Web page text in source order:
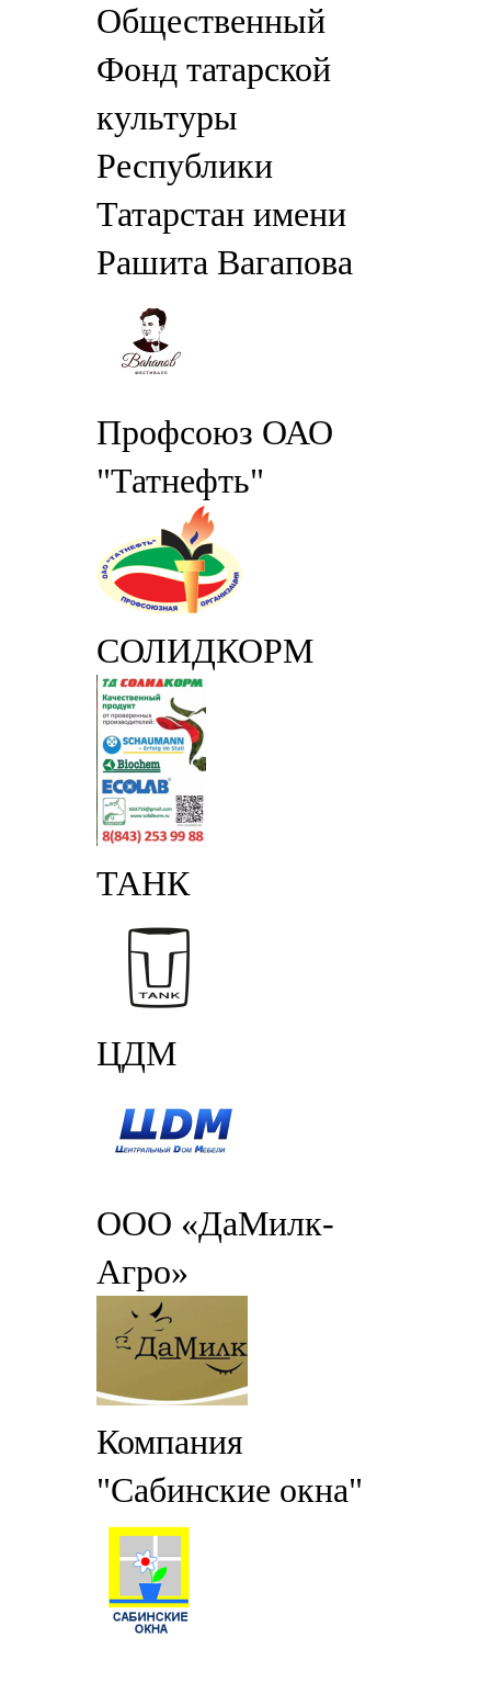
Общественный
Фонд татарской
культуры
Республики
Татарстан имени
Рашита Вагапова
Профсоюз ОАО
"Татнефть"
СОЛИДКОРМ
ТАНК
ЦДМ
ООО «ДаМилк-
Агро»
Компания
"Сабинские окна"